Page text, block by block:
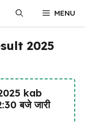
MENU
2025
kab
बजे जारी